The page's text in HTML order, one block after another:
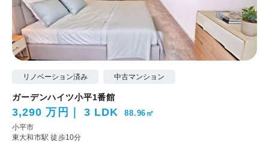
リノベーション済み 中古マンション
ガーデンハイツ小平1番館
3,290 万円 3 LDK 88.96㎡
小平市
東大和市駅 徒歩10分